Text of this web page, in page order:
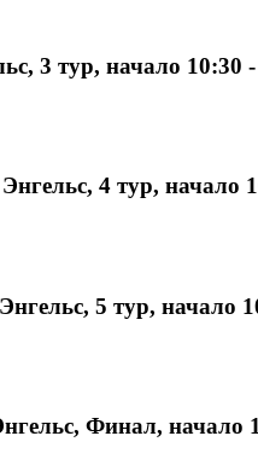
3 тур, начало 10:30
4 тур, начало
5 тур, начало
Финал, начало